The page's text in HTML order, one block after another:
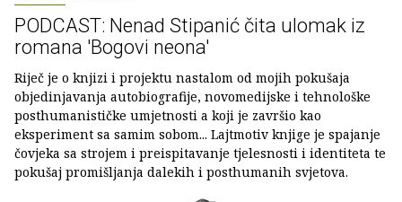
PODCAST: Nenad Stipanić čita ulomak iz
romana 'Bogovi neona'
Riječ je o knjizi i projektu nastalom od mojih pokušaja
objedinjavanja autobiografije, novomedijske i tehnološke
posthumanističke umjetnosti a koji je završio kao
eksperiment sa samim sobom... Lajtmotiv knjige je spajanje
čovjeka sa strojem i preispitavanje tjelesnosti i identiteta te
pokušaj promišljanja dalekih i posthumanih svjetova.